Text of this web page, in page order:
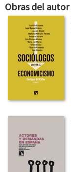
Obras del autor